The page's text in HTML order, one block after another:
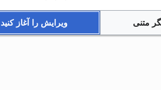
متنی ویرایش را آغاز کنید